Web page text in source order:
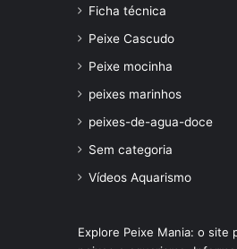
Ficha técnica
Peixe Cascudo
Peixe mocinha
peixes marinhos
peixes-de-agua-doce
Sem categoria
Vídeos Aquarismo
Explore Peixe Mania: o site